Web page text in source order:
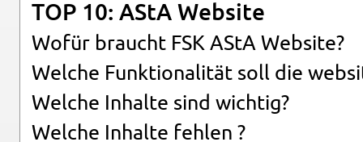
TOP 10: AStA Web­site
Wofür braucht FSK AStA Web­site?
Wel­che Funk­tio­na­li­tät soll die
Wel­che In­hal­te sind wich­tig?
Wel­che In­hal­te feh­len ?